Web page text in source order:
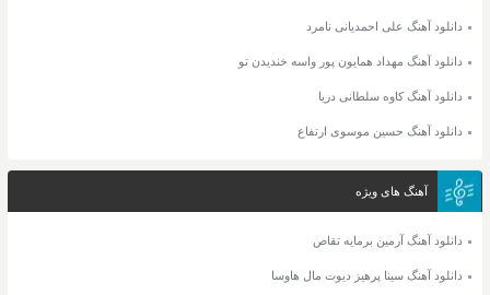
دانلود آهنگ علی احمدیانی نامرد
دانلود آهنگ مهداد همایون پور واسه خندیدن تو
دانلود آهنگ کاوه سلطانی دریا
دانلود آهنگ حسین موسوی ارتفاع
آهنگ های ویژه
دانلود آهنگ آرمین برمایه تقاص
دانلود آهنگ سینا پرهیز دیوت مال هاوسا